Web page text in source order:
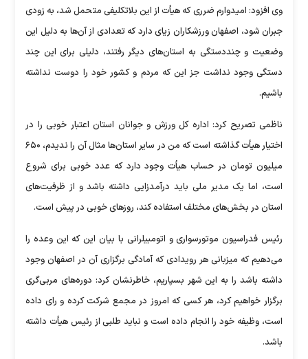
وی افزود: امیدوارم ضرری که هیأت از این بلاتکلیفی متحمل شد، به زودی
جبران شود، اصفهان ورزشکاران زیای دارد که تعدادی از آن‌ها به دلیل این
وضعیت و چنددستگی به استان‌های دیگر رفتند، دلیلی برای این چند
دستگی وجود نداشت جز این که مردم و کشور خود را دوست نداشته
باشیم.
ناظمی تصریح کرد: اداره کل ورزش و جوانان استان اعتبار خوبی را در
اختیار هیأت گذاشته است که من در سایر استان‌ها مثال آن را ندیدم، ۶۵۰
میلیون تومان در حساب هیأت وجود دارد که عدد خوبی برای شروع
است، اما یک مدیر ملی باید درآمدزایی داشته باشد و از ظرفیت‌های
استان در بخش‌های مختلف استفاده کند، روز‌های خوبی در پیش است.
رئیس فدراسیون موتورسواری و اتومبیلرانی با بیان این که این وعده را
می‌دهیم که میزبانی هر رویدادی که آمادگی برگزاری آن در اصفهان وجود
داشته باشد را به این شهر بسپاریم، خاطرنشان کرد: دوره‌های مربی‌گری
برگزار خواهیم کرد، هر کسی که امروز در مجمع شرکت کرده و رای داده
است، وظیفه خود را انجام داده است و نباید طلبی از رئیس هیأت داشته
باشد.